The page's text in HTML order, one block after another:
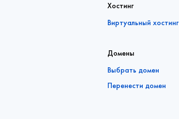
Хостинг
Виртуальный хостинг
Домены
Выбрать домен
Перенести домен